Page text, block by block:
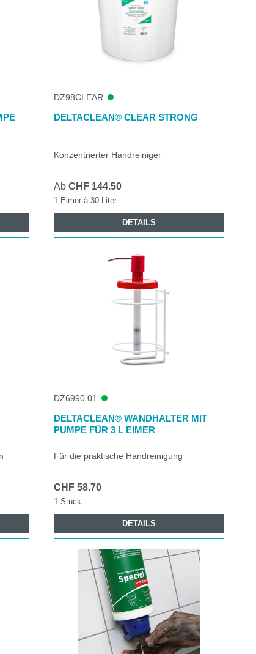
DZ98CLEAR
DELTACLEAN® CLEAR STRONG
Konzentrierter Handreiniger
Ab CHF 144.50
1 Eimer à 30 Liter
DETAILS
DZ6990.01
DELTACLEAN® WANDHALTER MIT
PUMPE FÜR 3 L EIMER
Für die praktische Handreinigung
CHF 58.70
1 Stück
DETAILS